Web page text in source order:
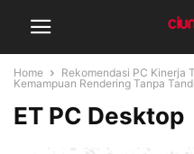
Home
Rekomendasi PC Kinerja
Kemampuan Rendering Tanpa
ET PC Desktop